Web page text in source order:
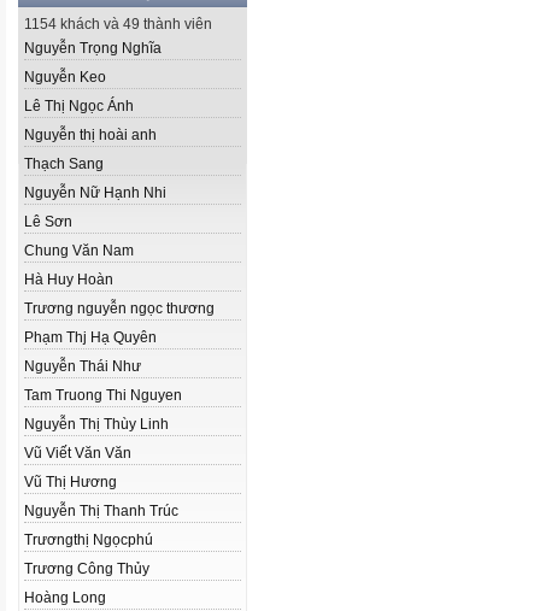
1154 khách và 49 thành viên
Nguyễn Trọng Nghĩa
Nguyễn Keo
Lê Thị Ngọc Ánh
Nguyễn thị hoài anh
Thạch Sang
Nguyễn Nữ Hạnh Nhi
Lê Sơn
Chung Văn Nam
Hà Huy Hoàn
Trương nguyễn ngọc thương
Phạm Thj Hạ Quyên
Nguyễn Thái Như
Tam Truong Thi Nguyen
Nguyễn Thị Thùy Linh
Vũ Viết Văn Văn
Vũ Thị Hương
Nguyễn Thị Thanh Trúc
Trươngthị Ngọcphú
Trương Công Thủy
Hoàng Long